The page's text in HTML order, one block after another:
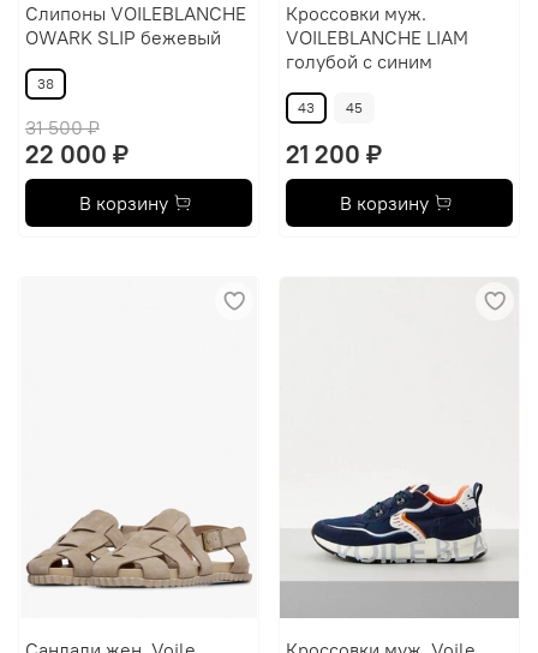
Слипоны VOILEBLANCHE
OWARK SLIP бежевый
38
31 500 ₽
22 000 ₽
В корзину
Кроссовки муж.
VOILEBLANCHE LIAM
голубой с синим
43 45
21 200 ₽
В корзину